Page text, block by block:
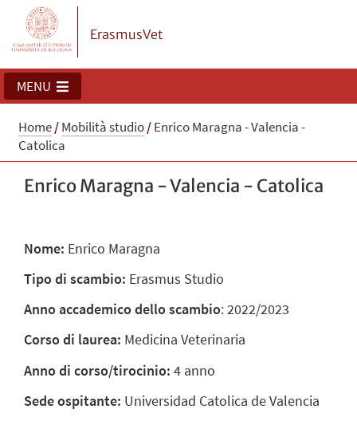
ErasmusVet
MENU
Home/Mobilità studio/Enrico Maragna - Valencia -
Catolica
Enrico Maragna - Valencia - Catolica
Nome: Enrico Maragna
Tipo di scambio: Erasmus Studio
Anno accademico dello scambio: 2022/2023
Corso di laurea: Medicina Veterinaria
Anno di corso/tirocinio: 4 anno
Sede ospitante: Universidad Catolica de Valencia